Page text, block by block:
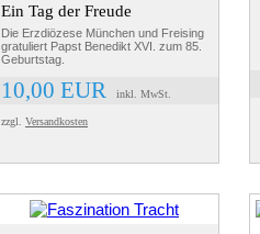
Ein Tag der Freude
Die Erzdiözese München und Freising
gratuliert Papst Benedikt XVI. zum 85.
Geburtstag.
10,00 EUR inkl. MwSt.
zzgl. Versandkosten